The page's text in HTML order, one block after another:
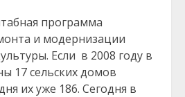
программа
и модернизации
Если в 2008 году в
17 сельских домов
их уже 186. Сегодня в